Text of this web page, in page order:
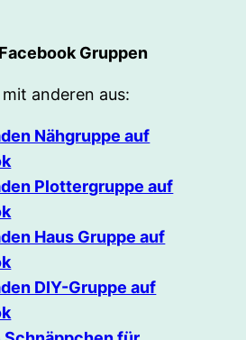
Gruppen
anderen aus:
Nähgruppe auf
Plottergruppe auf
Haus Gruppe auf
DIY-Gruppe auf